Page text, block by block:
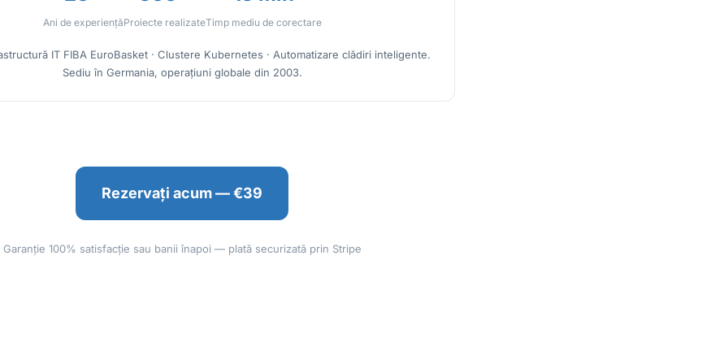
Ani de experiențăProiecte realizateTimp mediu de corectare
IT FIBA EuroBasket · Clustere Kubernetes · Automatizare clădiri inteligente.
Sediu în Germania, operațiuni globale din 2003.
Rezervați acum — €39
Garanție 100% satisfacție sau banii înapoi — plată securizată prin Stripe